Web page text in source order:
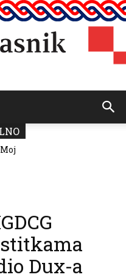
Dux-a